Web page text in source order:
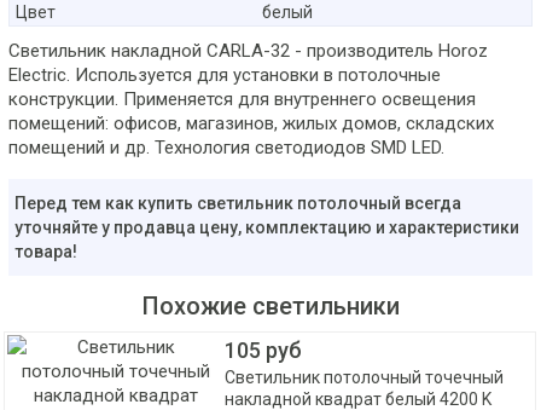
Цвет
белый
Светильник накладной CARLA-32 - производитель Horoz
Electric. Используется для установки в потолочные
конструкции. Применяется для внутреннего освещения
помещений: офисов, магазинов, жилых домов, складских
помещений и др. Технология светодиодов SMD LED.
Перед тем как купить светильник потолочный всегда
уточняйте у продавца цену, комплектацию и характеристики
товара!
Похожие светильники
105 руб
Светильник потолочный точечный
накладной квадрат белый 4200 K